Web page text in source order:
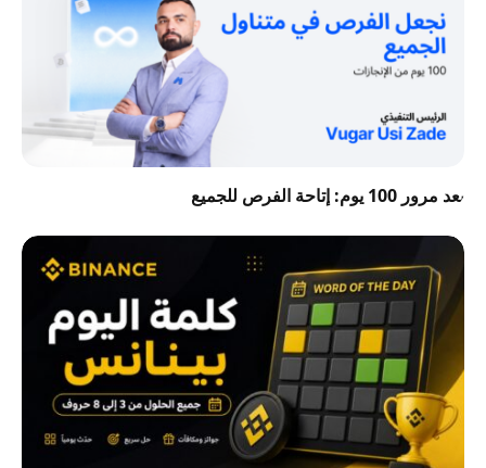
بعد مرور 100 يوم: إتاحة الفرص للجميع